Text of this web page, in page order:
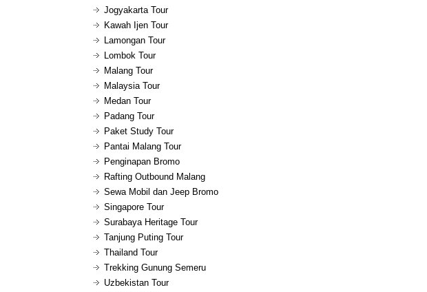
Jogyakarta Tour
Kawah Ijen Tour
Lamongan Tour
Lombok Tour
Malang Tour
Malaysia Tour
Medan Tour
Padang Tour
Paket Study Tour
Pantai Malang Tour
Penginapan Bromo
Rafting Outbound Malang
Sewa Mobil dan Jeep Bromo
Singapore Tour
Surabaya Heritage Tour
Tanjung Puting Tour
Thailand Tour
Trekking Gunung Semeru
Uzbekistan Tour